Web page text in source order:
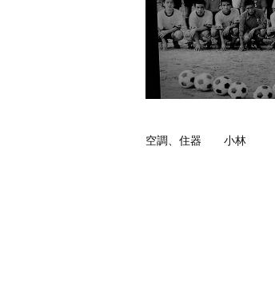
空調、住器 小林